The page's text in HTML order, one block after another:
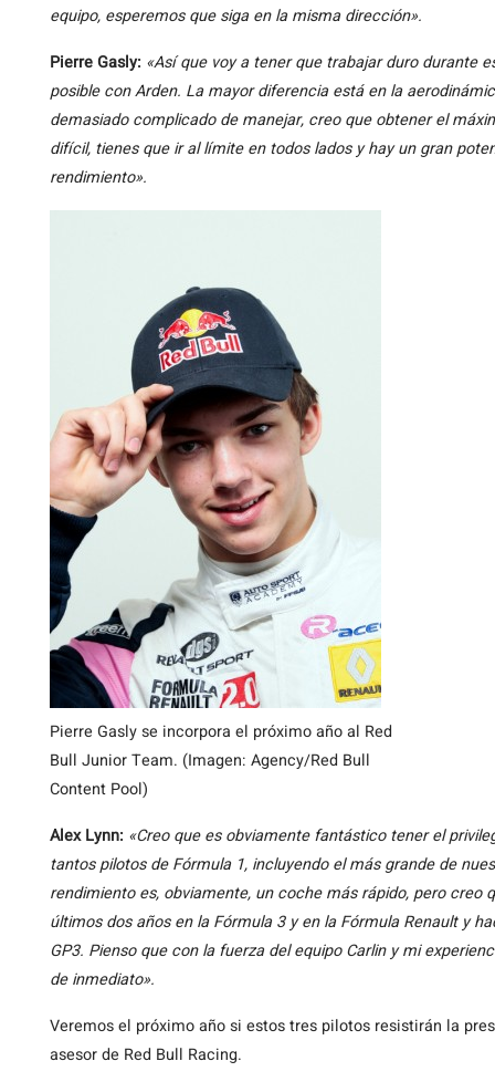
equipo, esperemos que siga en la misma dirección».
Pierre Gasly: «Así que voy a tener que trabajar duro durante
posible con Arden. La mayor diferencia está en la
demasiado complicado de manejar, creo que obtener el
difícil, tienes que ir al límite en todos lados y hay un gran
rendimiento».
Pierre Gasly se incorpora el próximo año al Red
Bull Junior Team. (Imagen: Agency/Red Bull
Content Pool)
Alex Lynn: «Creo que es obviamente fantástico tener el
tantos pilotos de Fórmula 1, incluyendo el más grande de
rendimiento es, obviamente, un coche más rápido, pero creo
últimos dos años en la Fórmula 3 y en la Fórmula Renault y
GP3. Pienso que con la fuerza del equipo Carlin y mi
de inmediato».
Veremos el próximo año si estos tres pilotos resistirán la
asesor de Red Bull Racing.